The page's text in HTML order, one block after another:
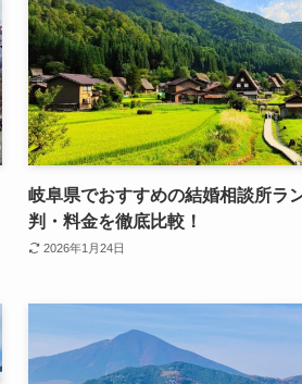
岐阜県でおすすめの結婚相談所ラ
判・料金を徹底比較！
2026年1月24日